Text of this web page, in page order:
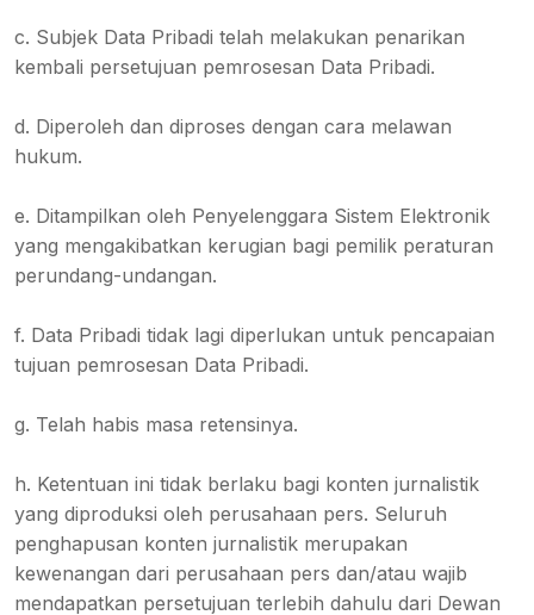
c. Subjek Data Pribadi telah melakukan penarikan
kembali persetujuan pemrosesan Data Pribadi.
d. Diperoleh dan diproses dengan cara melawan
hukum.
e. Ditampilkan oleh Penyelenggara Sistem Elektronik
yang mengakibatkan kerugian bagi pemilik peraturan
perundang-undangan.
f. Data Pribadi tidak lagi diperlukan untuk pencapaian
tujuan pemrosesan Data Pribadi.
g. Telah habis masa retensinya.
h. Ketentuan ini tidak berlaku bagi konten jurnalistik
yang diproduksi oleh perusahaan pers. Seluruh
penghapusan konten jurnalistik merupakan
kewenangan dari perusahaan pers dan/atau wajib
mendapatkan persetujuan terlebih dahulu dari Dewan